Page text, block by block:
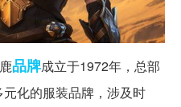
品牌成立于1972年，总部
化的服装品牌，涉及时